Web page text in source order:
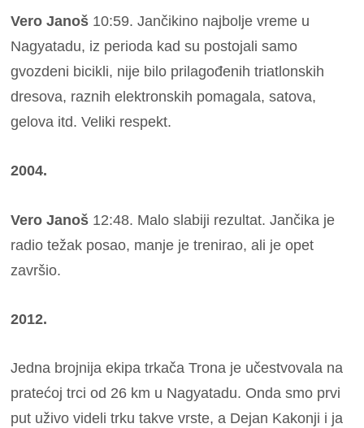
Vero Janoš 10:59. Jančikino najbolje vreme u
Nagyatadu, iz perioda kad su postojali samo
gvozdeni bicikli, nije bilo prilagođenih triatlonskih
dresova, raznih elektronskih pomagala, satova,
gelova itd. Veliki respekt.
2004.
Vero Janoš 12:48. Malo slabiji rezultat. Jančika je
radio težak posao, manje je trenirao, ali je opet
završio.
2012.
Jedna brojnija ekipa trkača Trona je učestvovala na
pratećoj trci od 26 km u Nagyatadu. Onda smo prvi
put uživo videli trku takve vrste, a Dejan Kakonji i ja